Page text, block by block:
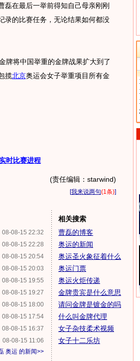
磊在最后一举前得知自己母亲刚刚
录的比赛任务，无论结果如何都没
将中国举重的金牌战果扩大到了
揽北京奥运会女子举重项目所有金
时比赛进程
(责任编辑：starwind)
[我来说两句(1条)]
08-08-15 22:32
08-08-15 22:28
08-08-15 20:54
08-08-15 20:03
08-08-15 19:55
08-08-15 19:27
08-08-15 18:00
08-08-15 17:54
08-08-15 16:37
08-08-15 11:06
奥运 的新闻>>
相关搜索
曹磊的博客
奥运的新闻
奥运圣火象征着什么
奥运门票
奥运火炬传递
金牌贵宾是什么意思
请问金牌是镀金的吗
什么叫金牌代理
女子杂技柔术视频
女子十二乐坊